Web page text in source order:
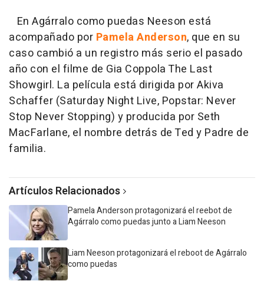
En Agárralo como puedas Neeson está
acompañado por Pamela Anderson, que en su
caso cambió a un registro más serio el pasado
año con el filme de Gia Coppola The Last
Showgirl. La película está dirigida por Akiva
Schaffer (Saturday Night Live, Popstar: Never
Stop Never Stopping) y producida por Seth
MacFarlane, el nombre detrás de Ted y Padre de
familia.
Artículos Relacionados
Pamela Anderson protagonizará el reebot de
Agárralo como puedas junto a Liam Neeson
Liam Neeson protagonizará el reboot de Agárralo
como puedas